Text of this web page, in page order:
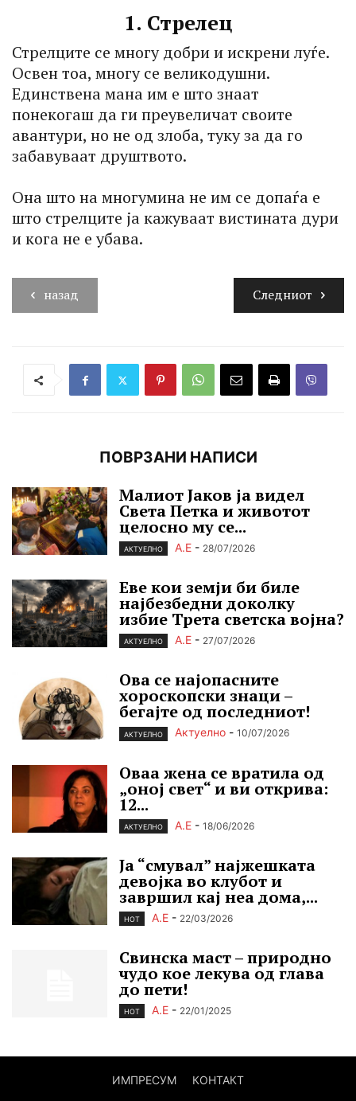
1. Стрелец
Стрелците се многу добри и искрени луѓе.
Освен тоа, многу се великодушни.
Единствена мана им е што знаат
понекогаш да ги преувеличат своите
авантури, но не од злоба, туку за да го
забавуваат друштвото.
Она што на многумина не им се допаѓа е
што стрелците ја кажуваат вистината дури
и кога не е убава.
назад Следниот
ПОВРЗАНИ НАПИСИ
Малиот Јаков ја видел
Света Петка и животот
целосно му се...
АКТУЕЛНО А.Е - 28/07/2026
Еве кои земји би биле
најбезбедни доколку
избие Трета светска војна?
АКТУЕЛНО А.Е - 27/07/2026
Ова се најопасните
хороскопски знаци –
бегајте од последниот!
АКТУЕЛНО Актуелно - 10/07/2026
Оваа жена се вратила од
„оној свет“ и ви открива:
12...
АКТУЕЛНО А.Е - 18/06/2026
Ја “смувал” најжешката
девојка во клубот и
завршил кај неа дома,...
HOT А.Е - 22/03/2026
Свинска маст – природно
чудо кое лекува од глава
до пети!
HOT А.Е - 22/01/2025
ИМПРЕСУМ КОНТАКТ